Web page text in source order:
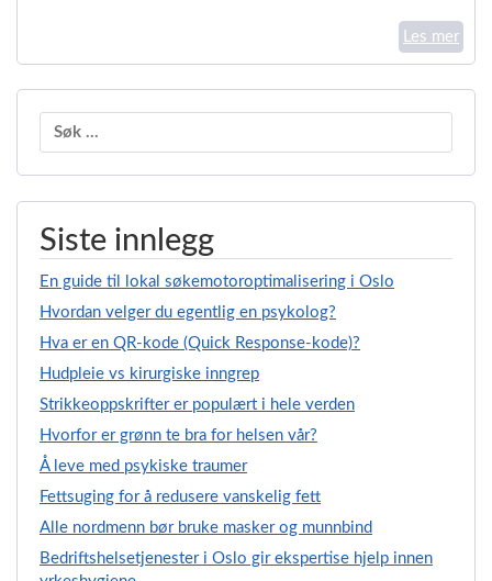
Les mer
Søk
Siste innlegg
En guide til lokal søkemotoroptimalisering i Oslo
Hvordan velger du egentlig en psykolog?
Hva er en QR-kode (Quick Response-kode)?
Hudpleie vs kirurgiske inngrep
Strikkeoppskrifter er populært i hele verden
Hvorfor er grønn te bra for helsen vår?
Å leve med psykiske traumer
Fettsuging for å redusere vanskelig fett
Alle nordmenn bør bruke masker og munnbind
Bedriftshelsetjenester i Oslo gir ekspertise hjelp innen